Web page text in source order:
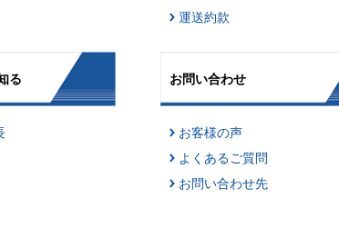
運送約款
る お問い合わせ
お客様の声
よくあるご質問
お問い合わせ先